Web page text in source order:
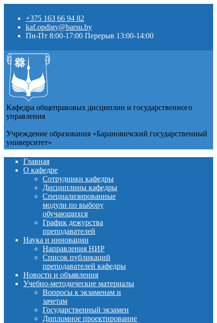
+375 163 66 94 82
kaf.opdigy@barsu.by
Пн-Пт 8:00-17:00 Перерыв 13:00-14:00
Кафедра общеправовых дисциплин и государственного
управления
Учреждение образования «Барановичский государственный
университет»
Главная
О кафедре
Сотрудники кафедры
Дисциплины кафедры
Специализированные
модули по выбору
обучающихся
График дежурства
преподавателей
Наука и инновации
Направления НИР
Список публикаций
преподавателей кафедры
Новости и объявления
Учебно-методические материалы
Вопросы к экзаменам и
зачетам
Государственный экзамен
Дипломное проектирование